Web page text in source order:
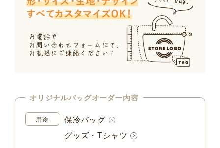
オリジナルバッグオーダー内容
用途
保冷バッグ
グッズ・Tシャツ